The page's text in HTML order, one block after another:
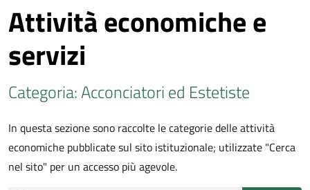
Attività economiche e
servizi
Categoria: Acconciatori ed Estetiste
In questa sezione sono raccolte le categorie delle attività
economiche pubblicate sul sito istituzionale; utilizzate "Cerca
nel sito" per un accesso più agevole.